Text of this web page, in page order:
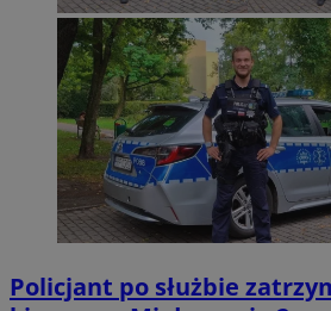
Policjant po służbie